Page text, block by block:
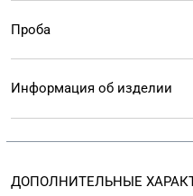
Проба
Информация об изделии
ДОПОЛНИТЕЛЬНЫЕ